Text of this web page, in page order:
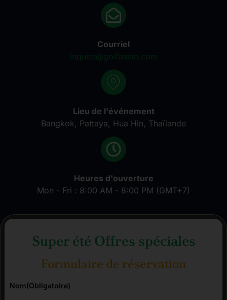
Courriel
inquire@golfasian.com
Lieu de l'événement
Bangkok, Pattaya, Hua Hin, Thaïlande
Heures d'ouverture
Mon - Fri : 8:00 AM - 8:00 PM (GMT+7)
Super été Offres spéciales
Formulaire de réservation
Nom(Obligatoire)